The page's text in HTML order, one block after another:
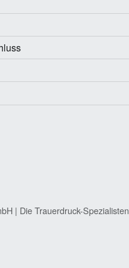
| Die Trauerdruck-Spezialisten